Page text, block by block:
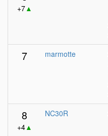
+7▲
7 marmotte
8
+4▲
NC30R